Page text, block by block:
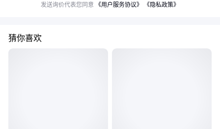
发送询价代表您同意 《用户服务协议》 《隐私政策》
猜你喜欢